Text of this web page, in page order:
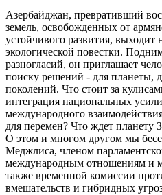
Азербайджан, превративший
земель, освобожденных от
устойчивого развития, выходит
экологической повестки.
разногласий, он приглашает
поиску решений - для планеты,
поколений. Что стоит за
интеграция национальных
международного
для перемен? Что ждет планету
О этом и многом другом мы
Меджлиса, членом
международным отношениям и
также временной комиссии
вмешательств и гибридных